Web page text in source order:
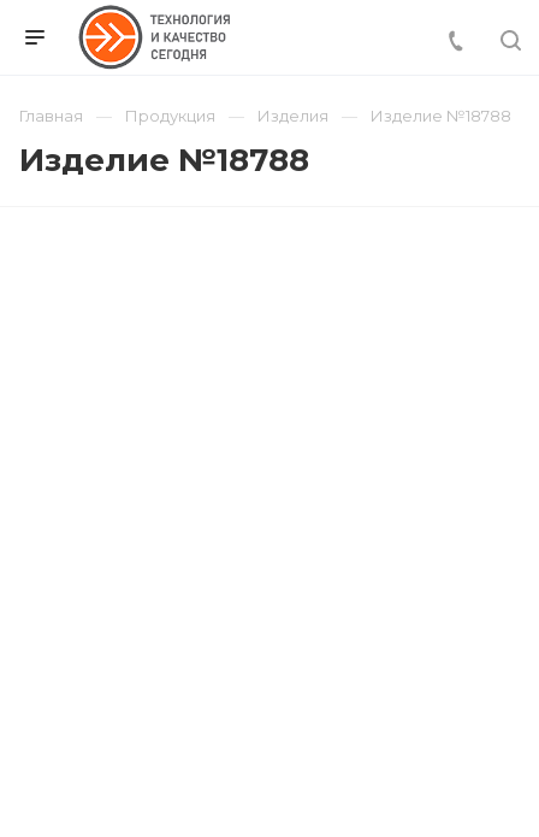
Главная Продукция Изделия Изделие №18788
Изделие №18788